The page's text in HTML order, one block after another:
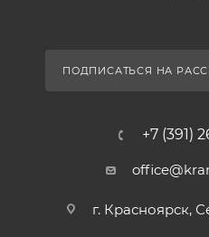
ПОДПИСАТЬСЯ НА
+7 (391)
г. Красноярск,